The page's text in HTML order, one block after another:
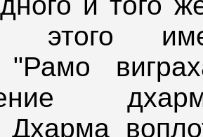
этого
"Рамо
Дхарма